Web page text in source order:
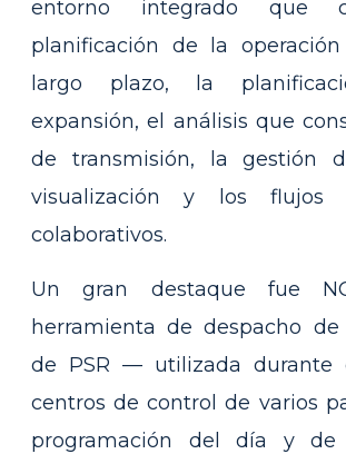
entorno integrado que
planificación de la
largo plazo, la
expansión, el análisis que
de transmisión, la gestión
visualización y los flujos
colaborativos.
Un gran destaque fue
herramienta de despacho
de PSR — utilizada durante
centros de control de varios
programación del día y de